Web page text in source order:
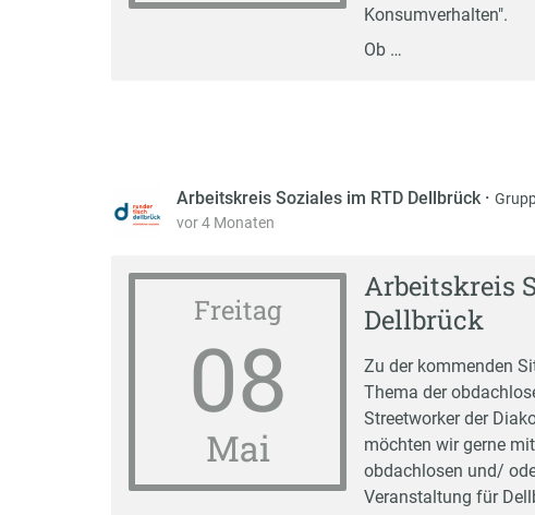
Konsumverhalten".
Ob …
Arbeitskreis Soziales im RTD Dellbrück ·
vor 4 Monaten
Freitag
08
Mai
Arbeitskreis
Dellbrück
Zu der kommenden
Thema der
Streetworker der
möchten wir gerne
obdachlosen und/
Veranstaltung für